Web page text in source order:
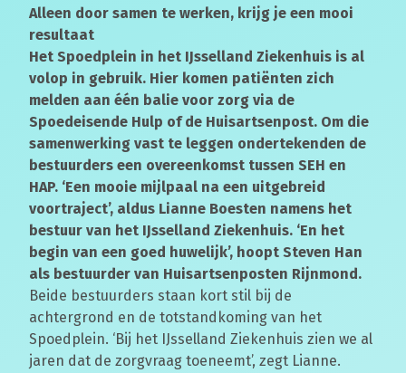
Alleen door samen te werken, krijg je een mooi
resultaat
Het Spoedplein in het IJsselland Ziekenhuis is al
volop in gebruik. Hier komen patiënten zich
melden aan één balie voor zorg via de
Spoedeisende Hulp of de Huisartsenpost. Om die
samenwerking vast te leggen ondertekenden de
bestuurders een overeenkomst tussen SEH en
HAP. ‘Een mooie mijlpaal na een uitgebreid
voortraject’, aldus Lianne Boesten namens het
bestuur van het IJsselland Ziekenhuis. ‘En het
begin van een goed huwelijk’, hoopt Steven Han
als bestuurder van Huisartsenposten Rijnmond.
Beide bestuurders staan kort stil bij de
achtergrond en de totstandkoming van het
Spoedplein. ‘Bij het IJsselland Ziekenhuis zien we al
jaren dat de zorgvraag toeneemt’, zegt Lianne.